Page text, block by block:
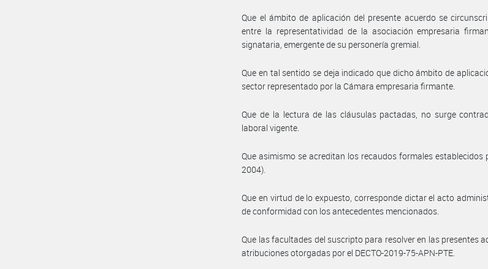
Que el ámbito de aplicación del presente acuerdo se
entre la representatividad de la asociación empresaria
signataria, emergente de su personería gremial.
Que en tal sentido se deja indicado que dicho ámbito de
sector representado por la Cámara empresaria firmante.
Que de la lectura de las cláusulas pactadas, no surge
laboral vigente.
Que asimismo se acreditan los recaudos formales establecidos
2004).
Que en virtud de lo expuesto, corresponde dictar el acto
de conformidad con los antecedentes mencionados.
Que las facultades del suscripto para resolver en las presentes
atribuciones otorgadas por el DECTO-2019-75-APN-PTE.